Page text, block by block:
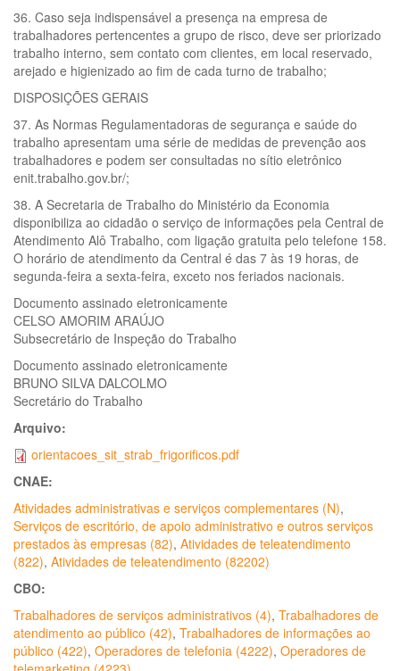
36. Caso seja indispensável a presença na empresa de
trabalhadores pertencentes a grupo de risco, deve ser priorizado
trabalho interno, sem contato com clientes, em local reservado,
arejado e higienizado ao fim de cada turno de trabalho;
DISPOSIÇÕES GERAIS
37. As Normas Regulamentadoras de segurança e saúde do
trabalho apresentam uma série de medidas de prevenção aos
trabalhadores e podem ser consultadas no sítio eletrônico
enit.trabalho.gov.br/;
38. A Secretaria de Trabalho do Ministério da Economia
disponibiliza ao cidadão o serviço de informações pela Central de
Atendimento Alô Trabalho, com ligação gratuita pelo telefone 158.
O horário de atendimento da Central é das 7 às 19 horas, de
segunda-feira a sexta-feira, exceto nos feriados nacionais.
Documento assinado eletronicamente
CELSO AMORIM ARAÚJO
Subsecretário de Inspeção do Trabalho
Documento assinado eletronicamente
BRUNO SILVA DALCOLMO
Secretário do Trabalho
Arquivo:
orientacoes_sit_strab_frigorificos.pdf
CNAE:
Atividades administrativas e serviços complementares (N),
Serviços de escritório, de apoio administrativo e outros serviços
prestados às empresas (82), Atividades de teleatendimento
(822), Atividades de teleatendimento (82202)
CBO:
Trabalhadores de serviços administrativos (4), Trabalhadores de
atendimento ao público (42), Trabalhadores de informações ao
público (422), Operadores de telefonia (4222), Operadores de